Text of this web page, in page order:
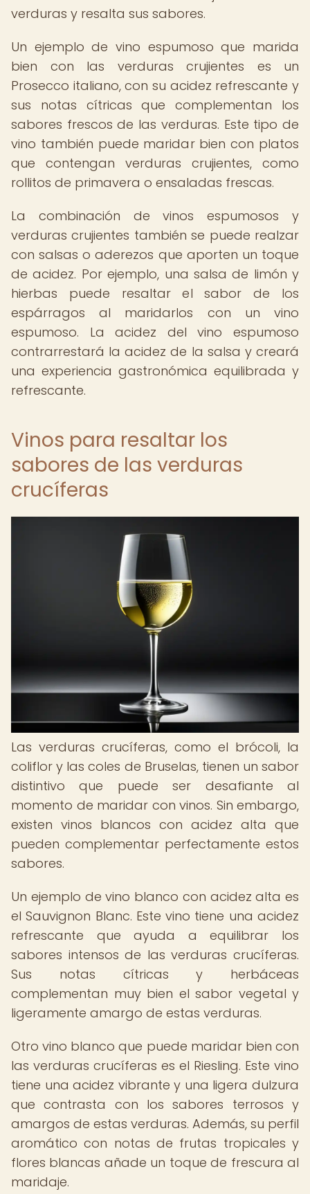
verduras y resalta sus sabores.
Un ejemplo de vino espumoso que marida
bien con las verduras crujientes es un
Prosecco italiano, con su acidez refrescante y
sus notas cítricas que complementan los
sabores frescos de las verduras. Este tipo de
vino también puede maridar bien con platos
que contengan verduras crujientes, como
rollitos de primavera o ensaladas frescas.
La combinación de vinos espumosos y
verduras crujientes también se puede realzar
con salsas o aderezos que aporten un toque
de acidez. Por ejemplo, una salsa de limón y
hierbas puede resaltar el sabor de los
espárragos al maridarlos con un vino
espumoso. La acidez del vino espumoso
contrarrestará la acidez de la salsa y creará
una experiencia gastronómica equilibrada y
refrescante.
Vinos para resaltar los
sabores de las verduras
crucíferas
Las verduras crucíferas, como el brócoli, la
coliflor y las coles de Bruselas, tienen un sabor
distintivo que puede ser desafiante al
momento de maridar con vinos. Sin embargo,
existen vinos blancos con acidez alta que
pueden complementar perfectamente estos
sabores.
Un ejemplo de vino blanco con acidez alta es
el Sauvignon Blanc. Este vino tiene una acidez
refrescante que ayuda a equilibrar los
sabores intensos de las verduras crucíferas.
Sus notas cítricas y herbáceas
complementan muy bien el sabor vegetal y
ligeramente amargo de estas verduras.
Otro vino blanco que puede maridar bien con
las verduras crucíferas es el Riesling. Este vino
tiene una acidez vibrante y una ligera dulzura
que contrasta con los sabores terrosos y
amargos de estas verduras. Además, su perfil
aromático con notas de frutas tropicales y
flores blancas añade un toque de frescura al
maridaje.